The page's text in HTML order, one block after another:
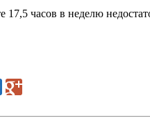
17,5 часов в неделю